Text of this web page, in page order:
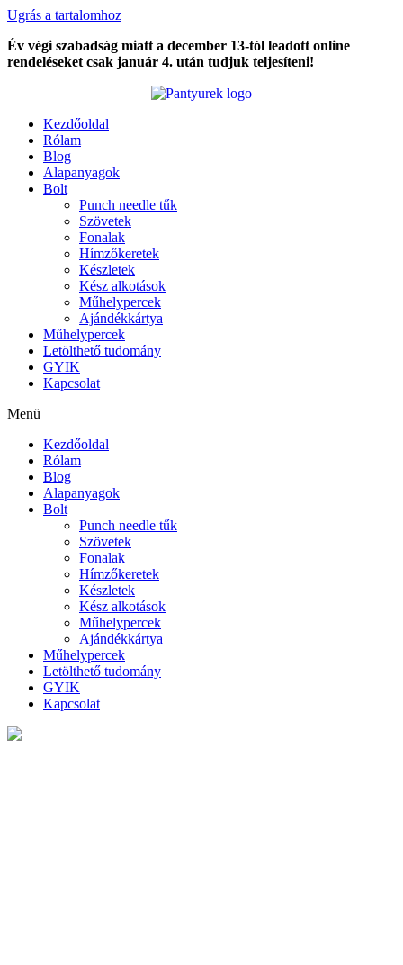
Ugrás a tartalomhoz
Év végi szabadság miatt a december 13-tól leadott online
rendeléseket csak január 4. után tudjuk teljesíteni!
Kezdőoldal
Rólam
Blog
Alapanyagok
Bolt
Punch needle tűk
Szövetek
Fonalak
Hímzőkeretek
Készletek
Kész alkotások
Műhelypercek
Ajándékkártya
Műhelypercek
Letölthető tudomány
GYIK
Kapcsolat
Menü
Kezdőoldal
Rólam
Blog
Alapanyagok
Bolt
Punch needle tűk
Szövetek
Fonalak
Hímzőkeretek
Készletek
Kész alkotások
Műhelypercek
Ajándékkártya
Műhelypercek
Letölthető tudomány
GYIK
Kapcsolat